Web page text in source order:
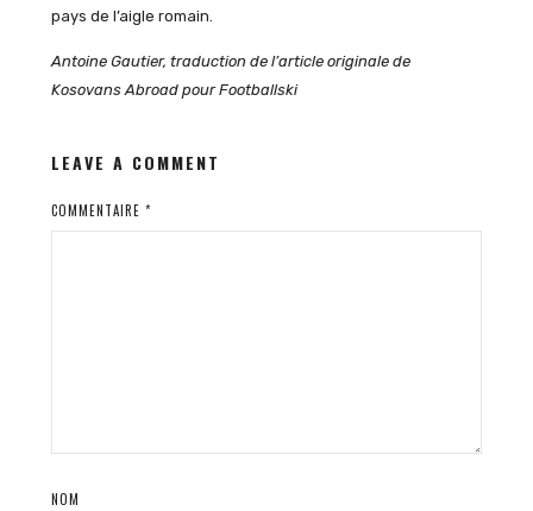
pays de l’aigle romain.
Antoine Gautier, traduction de l’article originale de
Kosovans Abroad pour Footballski
LEAVE A COMMENT
COMMENTAIRE *
NOM